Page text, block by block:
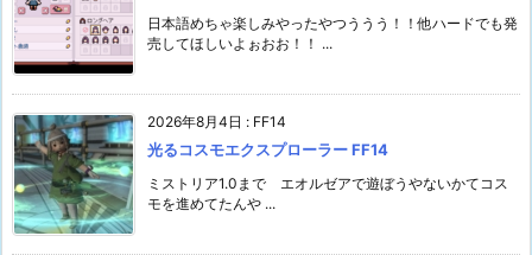
日本語めちゃ楽しみやったやつううう！！他ハードでも発
売してほしいよぉおお！！ ...
2026年8月4日 : FF14
光るコスモエクスプローラー FF14
ミストリア1.0まで エオルゼアで遊ぼうやないかてコス
モを進めてたんや ...